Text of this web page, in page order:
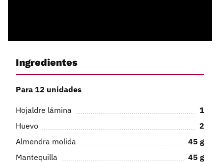
Ingredientes
Para 12 unidades
Hojaldre lámina
1
Huevo
2
Almendra molida
45 g
Mantequilla
45 g